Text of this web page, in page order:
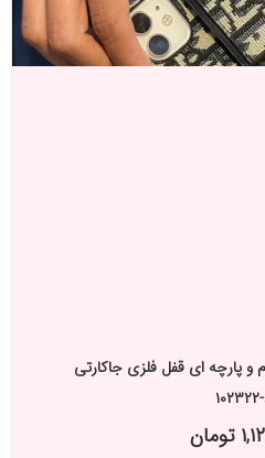
و پارچه ای قفل فلزی جاکارتی